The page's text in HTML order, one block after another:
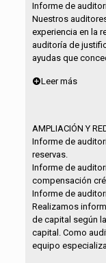
Informe de
Nuestros
experiencia en la
auditoría de
ayudas que
Leer más
AMPLIACIÓN Y
Informe de
reservas.
Informe de
compensación
Informe de
Realizamos
de capital según
capital. Como
equipo